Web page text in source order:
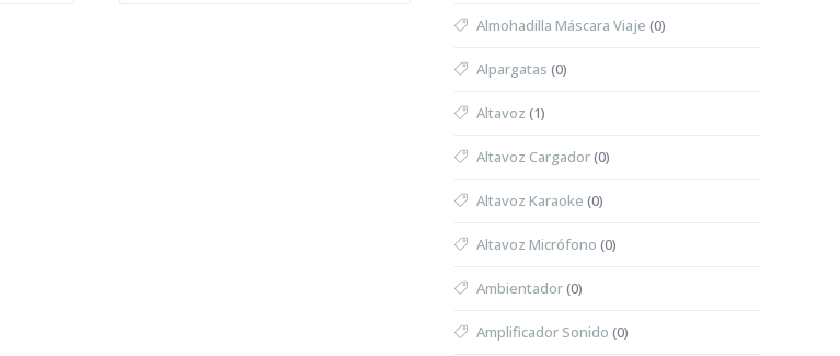
Almohadilla Máscara Viaje (0)
Alpargatas (0)
Altavoz (1)
Altavoz Cargador(0)
Altavoz Karaoke (0)
Altavoz Micrófono (0)
Ambientador(0)
Amplificador Sonido (0)